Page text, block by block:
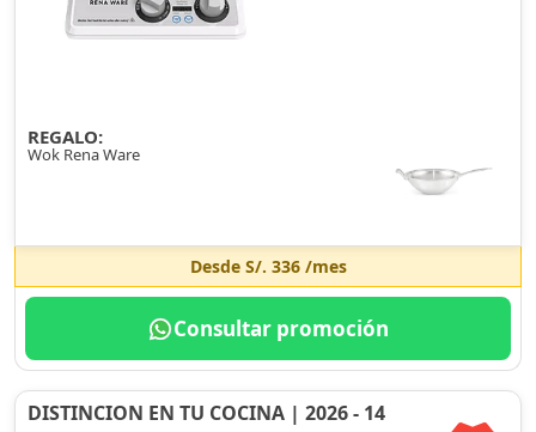
REGALO:
Wok Rena Ware
Desde S/. 336/mes
Consultar promoción
DISTINCION EN TU COCINA | 2026 - 14